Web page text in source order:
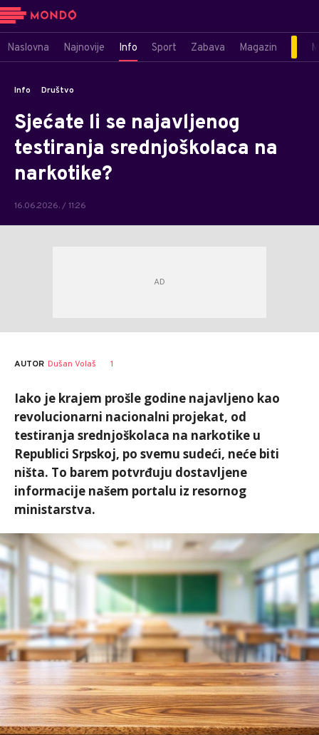
Naslovna Najnovije Info Sport Zabava Magazin
Info Društvo
Sjećate li se najavljenog
testiranja srednjoškolaca na
narkotike?
16.06.2026. / 11:26
AUTOR Dušan Volaš 1
Iako je krajem prošle godine najavljeno kao
revolucionarni nacionalni projekat, od
testiranja srednjoškolaca na narkotike u
Republici Srpskoj, po svemu sudeći, neće biti
ništa. To barem potvrđuju dostavljene
informacije našem portalu iz resornog
ministarstva.